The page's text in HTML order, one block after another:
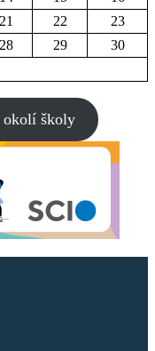
21 22
23
28 29
30
školy